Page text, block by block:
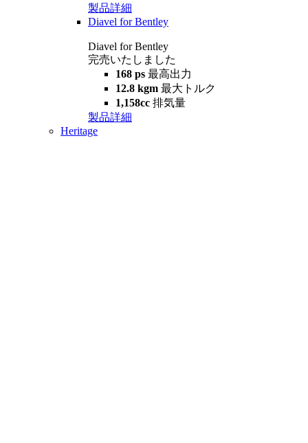
製品詳細
Diavel for Bentley
Diavel for Bentley
完売いたしました
168 ps 最高出力
12.8 kgm 最大トルク
1,158cc 排気量
製品詳細
Heritage